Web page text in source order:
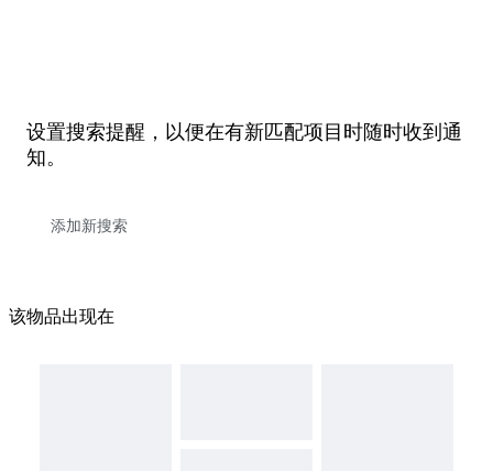
设置搜索提醒，以便在有新匹配项目时随时收到通
知。
该物品出现在